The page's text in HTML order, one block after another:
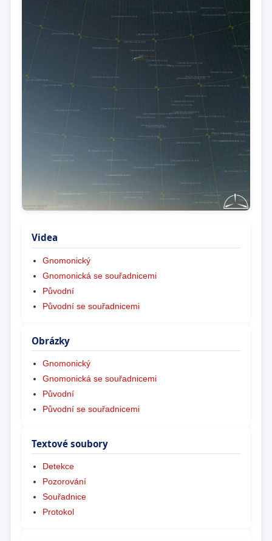
Videa
Gnomonický
Gnomonická se souřadnicemi
Původní
Původní se souřadnicemi
Obrázky
Gnomonický
Gnomonická se souřadnicemi
Původní
Původní se souřadnicemi
Textové soubory
Detekce
Pozorování
Souřadnice
Protokol